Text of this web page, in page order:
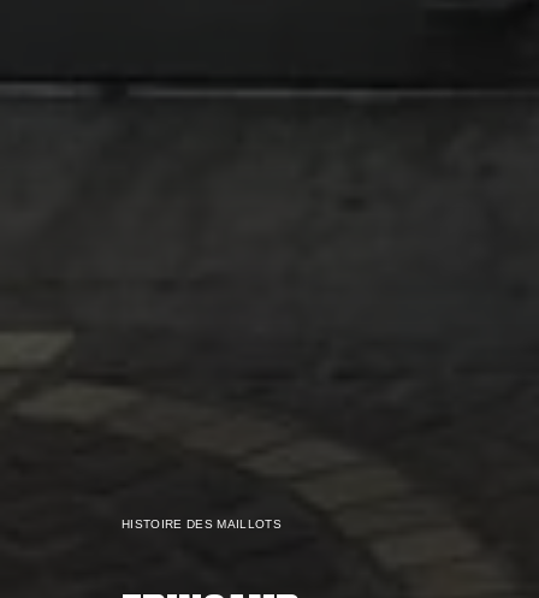
HISTOIRE DES MAILLOTS